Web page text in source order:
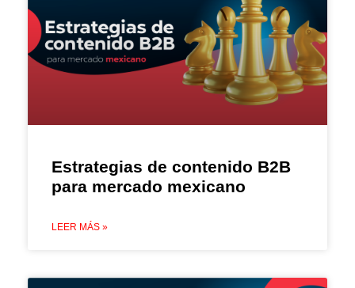
Estrategias de contenido B2B
para mercado mexicano
LEER MÁS »